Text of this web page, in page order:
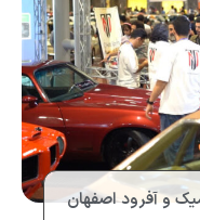
و آفرود اصفهان